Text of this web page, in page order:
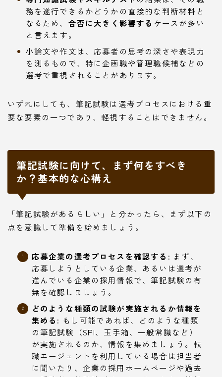
務を遂行できるかどうかの直接的な判断材料と
なるため、 合否に大きく影響する ケースが多い
と言えます。
小論文や作文は、応募者の思考の深さや表現力
を測るもので、特に企画職や管理職候補などの
選考で重視されることがあります。
いずれにしても、筆記試験は選考プロセスにおける重
要な要素の一つであり、軽視することはできません。
筆記試験に向けて、まず何をすべき
か？基本的な心構え
「筆記試験があるらしい」と分かったら、まず以下の
点を意識して準備を始めましょう。
応募企業の選考プロセスを確認する: まず、
応募しようとしている企業、あるいは選考が
進んでいる企業の採用情報で、筆記試験の有
無を確認しましょう。
どのような種類の試験が実施されるか情報を
集める: もし可能であれば、どのような種類
の筆記試験（SPI、玉手箱、一般常識など）
が実施されるのか、情報を集めましょう。転
職エージェントを利用している場合は担当者
に聞いたり、企業の採用ホームページや過去